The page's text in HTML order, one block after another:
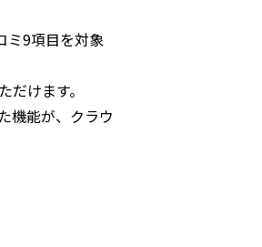
ミ9項目を対象
だけます。
機能が、クラウ